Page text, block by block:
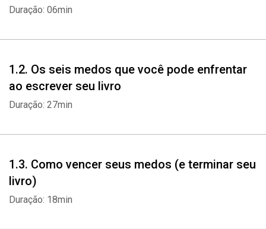
Duração: 06min
1.2. Os seis medos que você pode enfrentar
ao escrever seu livro
Duração: 27min
1.3. Como vencer seus medos (e terminar seu
livro)
Duração: 18min